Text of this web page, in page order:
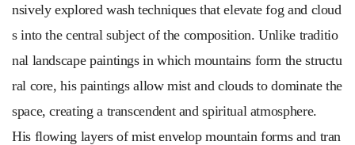
nsively explored wash techniques that elevate fog and cloud
s into the central subject of the composition. Unlike traditio
nal landscape paintings in which mountains form the structu
ral core, his paintings allow mist and clouds to dominate the
space, creating a transcendent and spiritual atmosphere.
His flowing layers of mist envelop mountain forms and tran